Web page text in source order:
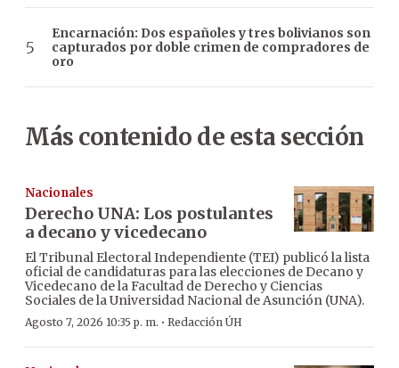
Encarnación: Dos españoles y tres bolivianos son
capturados por doble crimen de compradores de
oro
Más contenido de esta sección
Nacionales
Derecho UNA: Los postulantes
a decano y vicedecano
El Tribunal Electoral Independiente (TEI) publicó la lista
oficial de candidaturas para las elecciones de Decano y
Vicedecano de la Facultad de Derecho y Ciencias
Sociales de la Universidad Nacional de Asunción (UNA).
Agosto 7, 2026 10:35 p. m. · Redacción ÚH